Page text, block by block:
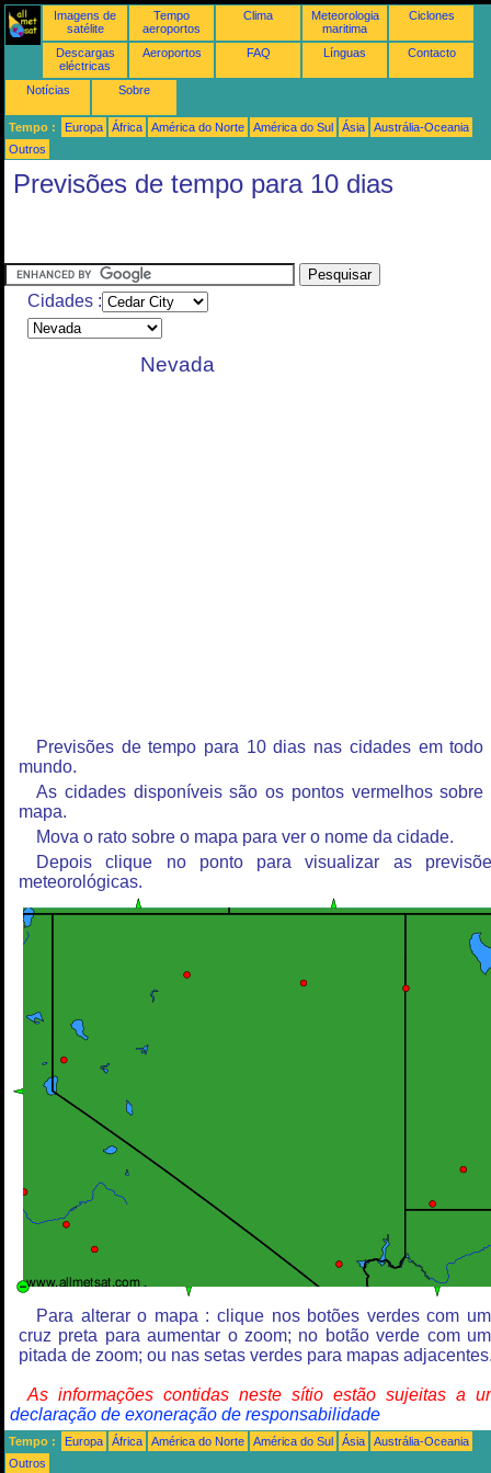
Imagens de
satélite
Tempo
aeroportos
Clima
Meteorologia
maritima
Ciclones
Descargas
eléctricas
Aeroportos FAQ Línguas Contacto
Notícias Sobre
Tempo : Europa África América do Norte América do Sul Ásia
Austrália-Oceania
Outros
Previsões de tempo para 10 dias
Cidades :
Nevada
Previsões de tempo para 10 dias nas cidades em todo
mundo.
As cidades disponíveis são os pontos vermelhos sobre
mapa.
Mova o rato sobre o mapa para ver o nome da cidade.
Depois clique no ponto para visualizar as
meteorológicas.
Para alterar o mapa : clique nos botões verdes com
cruz preta para aumentar o zoom; no botão verde com
pitada de zoom; ou nas setas verdes para mapas
As informações contidas neste sítio estão sujeitas a
declaração de exoneração de responsabilidade
Tempo : Europa África América do Norte América do Sul Ásia
Austrália-Oceania
Outros